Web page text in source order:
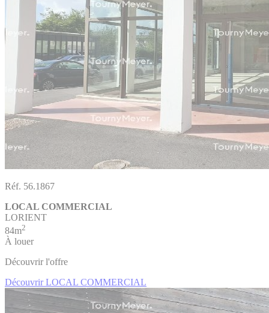
Réf. 56.1867
LOCAL COMMERCIAL
LORIENT
84m2
À louer
Découvrir l'offre
Découvrir LOCAL COMMERCIAL